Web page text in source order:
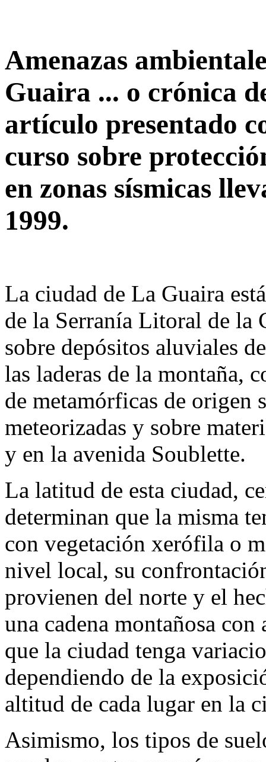
Amenazas
Guaira ... o crónica
artículo presentado
curso sobre
en zonas sísmicas
1999.
La ciudad de La Guaira
de la Serranía Litoral de la
sobre depósitos aluviales
las laderas de la montaña,
de metamórficas de origen
meteorizadas y sobre
y en la avenida Soublette.
La latitud de esta ciudad,
determinan que la misma
con vegetación xerófila o
nivel local, su
provienen del norte y el
una cadena montañosa
que la ciudad tenga
dependiendo de la
altitud de cada lugar en la
Asimismo, los tipos de